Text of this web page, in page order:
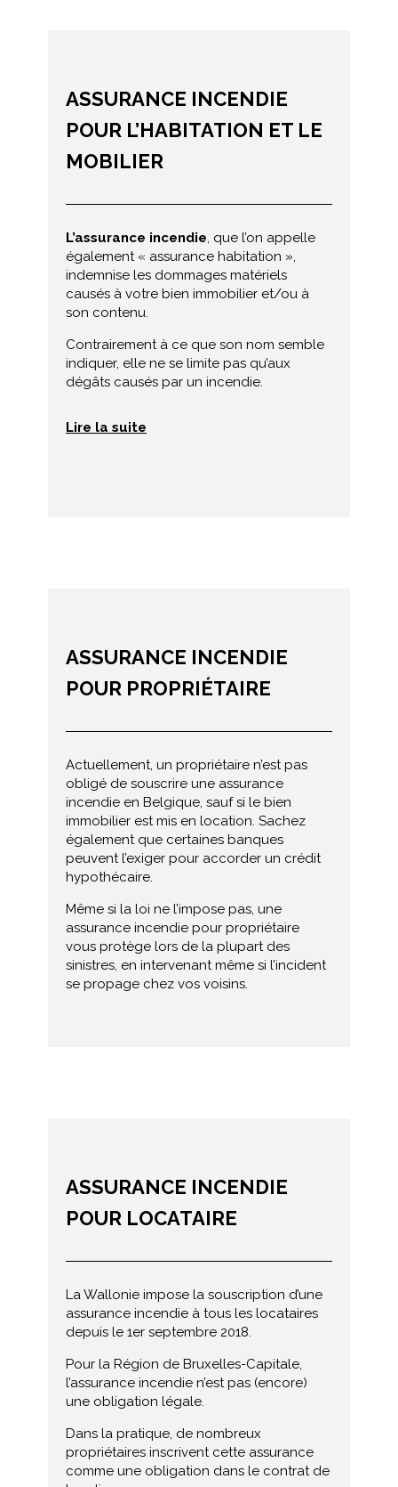
ASSURANCE INCENDIE
POUR L’HABITATION ET LE
MOBILIER
L’assurance incendie, que l’on appelle
également « assurance habitation »,
indemnise les dommages matériels
causés à votre bien immobilier et/ou à
son contenu.
Contrairement à ce que son nom semble
indiquer, elle ne se limite pas qu’aux
dégâts causés par un incendie.
Lire la suite
ASSURANCE INCENDIE
POUR PROPRIÉTAIRE
Actuellement, un propriétaire n’est pas
obligé de souscrire une assurance
incendie en Belgique, sauf si le bien
immobilier est mis en location. Sachez
également que certaines banques
peuvent l’exiger pour accorder un crédit
hypothécaire.
Même si la loi ne l’impose pas, une
assurance incendie pour propriétaire
vous protège lors de la plupart des
sinistres, en intervenant même si l’incident
se propage chez vos voisins.
ASSURANCE INCENDIE
POUR LOCATAIRE
La Wallonie impose la souscription d’une
assurance incendie à tous les locataires
depuis le 1er septembre 2018.
Pour la Région de Bruxelles-Capitale,
l’assurance incendie n’est pas (encore)
une obligation légale.
Dans la pratique, de nombreux
propriétaires inscrivent cette assurance
comme une obligation dans le contrat de